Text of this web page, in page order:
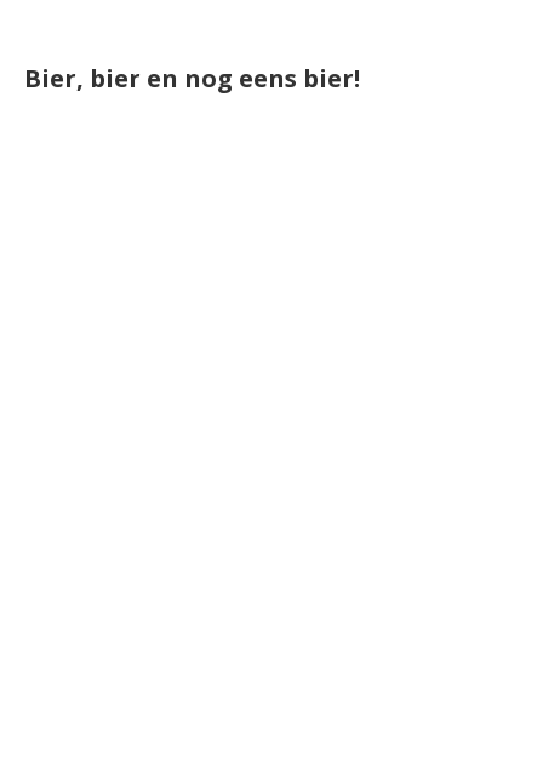
Bier, bier en nog eens bier!